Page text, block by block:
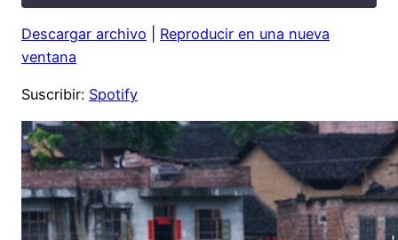
seconds
Spotify
SHARE
EMBED
Descargar archivo
Reproducir en una nueva
ventana
Suscribir: Spotify